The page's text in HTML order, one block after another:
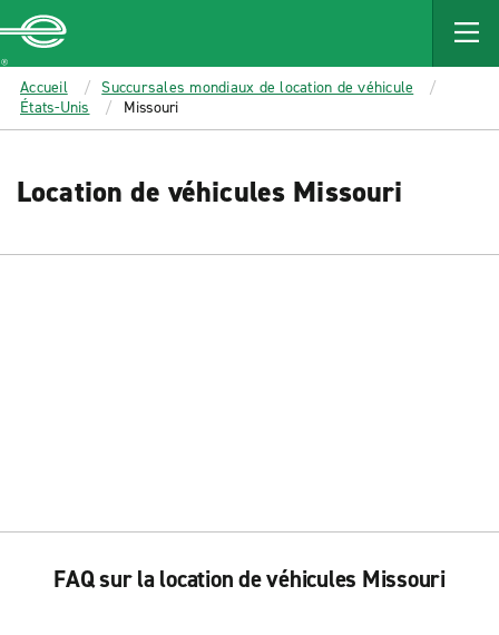
MAIN
CONTENT
Enterprise
Accueil
Succursales mondiaux de location de véhicule
États-Unis
Missouri
Location de véhicules Missouri
FAQ sur la location de véhicules Missouri